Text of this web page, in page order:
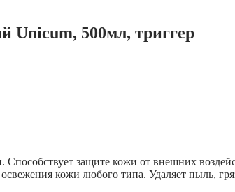
Unicum, 500мл, триггер
защите кожи от внешних
кожи любого типа. Удаляет пыль,